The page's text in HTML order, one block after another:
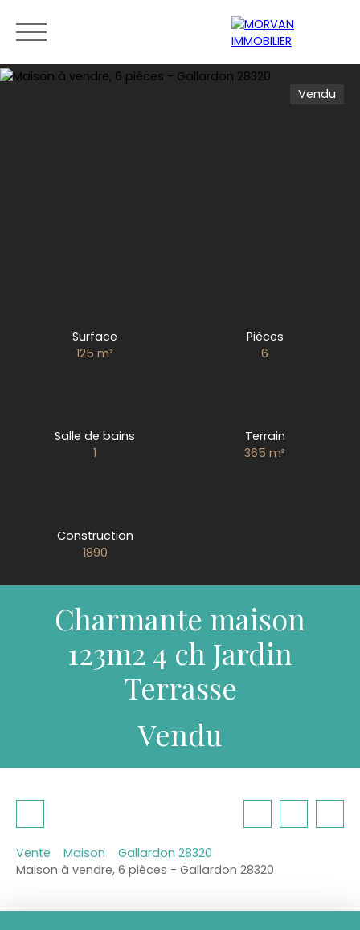
Vendu
Surface
125m²
Pièces
6
Salle de bains
1
Terrain
365m²
Construction
1890
Charmante maison
123m2 4 ch Jardin
Terrasse
Vendu
Vente Maison
Gallardon 28320
Maison à vendre, 6 pièces - Gallardon 28320